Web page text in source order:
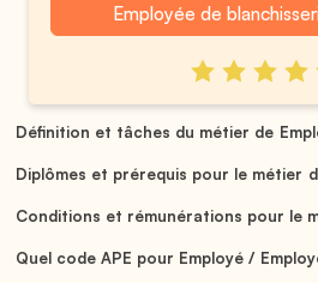
Employée de
Définition et tâches du métier de
Diplômes et prérequis pour le métier
Conditions et rémunérations pour le
Quel code APE pour Employé /